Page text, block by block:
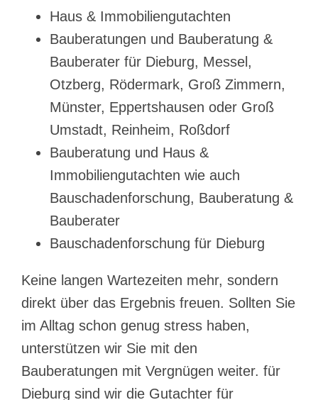
Haus & Immobiliengutachten
Bauberatungen und Bauberatung &
Bauberater für Dieburg, Messel,
Otzberg, Rödermark, Groß Zimmern,
Münster, Eppertshausen oder Groß
Umstadt, Reinheim, Roßdorf
Bauberatung und Haus &
Immobiliengutachten wie auch
Bauschadenforschung, Bauberatung &
Bauberater
Bauschadenforschung für Dieburg
Keine langen Wartezeiten mehr, sondern
direkt über das Ergebnis freuen. Sollten Sie
im Alltag schon genug stress haben,
unterstützen wir Sie mit den
Bauberatungen mit Vergnügen weiter. für
Dieburg sind wir die Gutachter für